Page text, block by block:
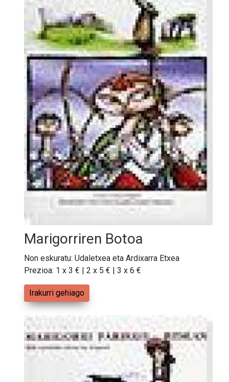
Marigorriren Botoa
Non eskuratu: Udaletxea eta Ardixarra Etxea
Prezioa: 1 x 3 € | 2 x 5 € | 3 x 6 €
Irakurri gehiago